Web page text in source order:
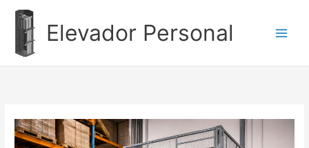
contenido
Elevador Personal